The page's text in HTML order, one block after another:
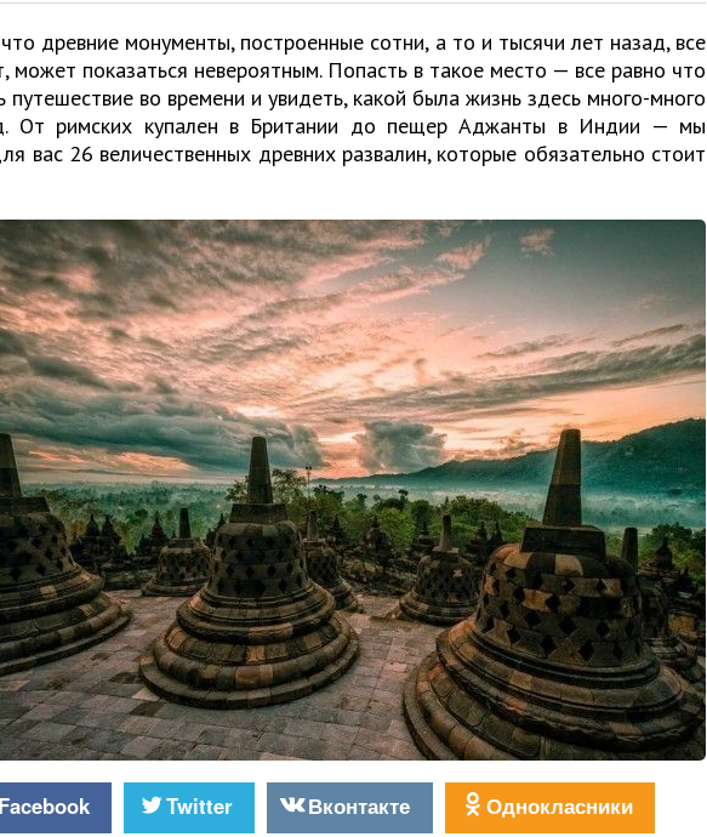
древние монументы, построенные сотни, а то и тысячи лет назад, все
может показаться невероятным. Попасть в такое место — все равно что
путешествие во времени и увидеть, какой была жизнь здесь много-много
От римских купален в Британии до пещер Аджанты в Индии — мы
вас 26 величественных древних развалин, которые обязательно стоит
Facebook Twitter Вконтакте Однокласники